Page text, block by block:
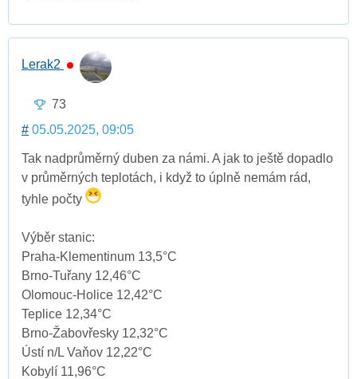
Lerak2
73
# 05.05.2025, 09:05
Tak nadprůměrný duben za námi. A jak to ještě dopadlo
v průměrných teplotách, i když to úplně nemám rád,
tyhle počty
Výběr stanic:
Praha-Klementinum 13,5°C
Brno-Tuřany 12,46°C
Olomouc-Holice 12,42°C
Teplice 12,34°C
Brno-Žabovřesky 12,32°C
Ústí n/L Vaňov 12,22°C
Kobylí 11,96°C